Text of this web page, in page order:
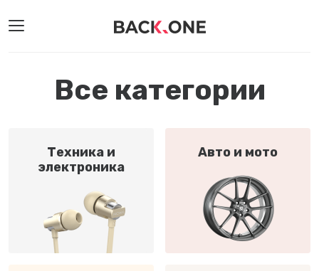
Все категории
Техника и
электроника
Авто и мото